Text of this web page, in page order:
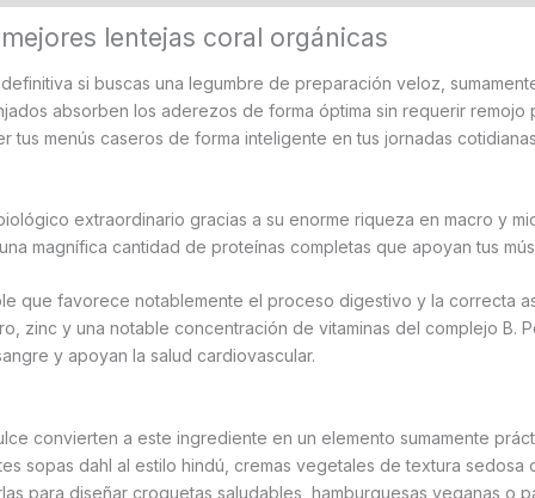
lentejas coral orgánicas
si buscas una legumbre de preparación veloz,
absorben los aderezos de forma óptima sin requerir remojo
menús caseros de forma inteligente en tus jornadas
extraordinario gracias a su enorme riqueza en macro y
magnífica cantidad de proteínas completas que apoyan tus
que favorece notablemente el proceso digestivo y la correcta
zinc y una notable concentración de vitaminas del complejo B.
y apoyan la salud cardiovascular.
convierten a este ingrediente en un elemento sumamente
sopas dahl al estilo hindú, cremas vegetales de textura sedosa
para diseñar croquetas saludables, hamburguesas veganas o